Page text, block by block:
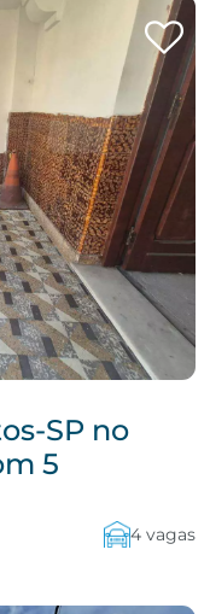
SP no
5
4 vagas